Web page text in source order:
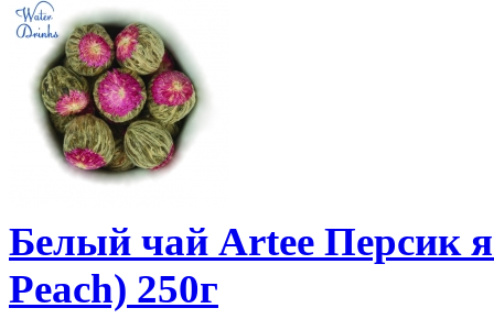
Белый чай Artee Персик
Peach) 250г